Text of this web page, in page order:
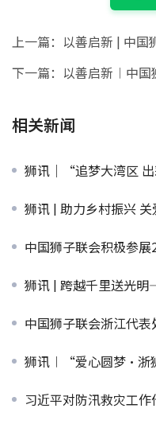
上一篇： 以善启新 | 中国狮
下一篇： 以善启新︱中国狮子联
相关新闻
狮讯｜“追梦大湾区 出彩人生路”2025残特奥
狮讯 | 助力乡村振兴
中国狮子联会积极参展
狮讯 | 跨越千里送光明——深陕两地
中国狮子联会浙江代
狮讯︱“爱心圆梦·浙狮情”
习近平对防汛救灾工